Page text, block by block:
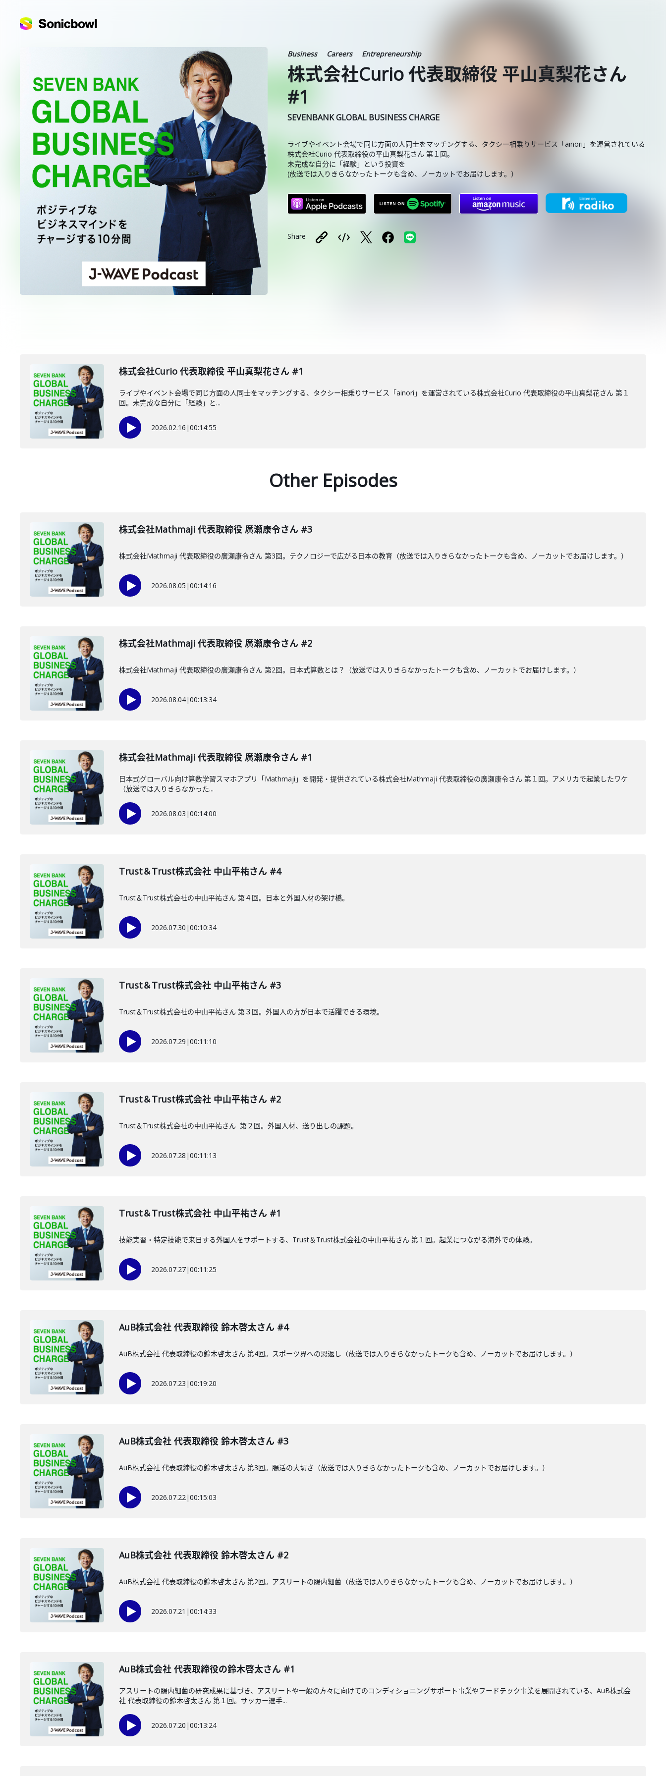
Business Careers Entrepreneurship
株式会社Curio 代表取締役 平山真梨花さん
#1
SEVENBANK GLOBAL BUSINESS CHARGE
ライブやイベント会場で同じ方面の人同士をマッチングする、タクシー相乗りサービス「ainori」を運営されている
株式会社Curio 代表取締役の平山真梨花さん 第１回。
未完成な自分に「経験」という投資を
(放送では入りきらなかったトークも含め、ノーカットでお届けします。）
Share
株式会社Curio 代表取締役 平山真梨花さん #1
ライブやイベント会場で同じ方面の人同士をマッチングする、タクシー相乗りサービス「ainori」を運営されている株式会社Curio 代表取締役の平山真梨花さん 第１
回。未完成な自分に「経験」と...
2026.02.16 |00:14:55
Other Episodes
株式会社Mathmaji 代表取締役 廣瀬康令さん #3
株式会社Mathmaji 代表取締役の廣瀬康令さん 第3回。テクノロジーで広がる日本の教育（放送では入りきらなかったトークも含め、ノーカットでお届けします。）
2026.08.05 |00:14:16
株式会社Mathmaji 代表取締役 廣瀬康令さん #2
株式会社Mathmaji 代表取締役の廣瀬康令さん 第2回。日本式算数とは？（放送では入りきらなかったトークも含め、ノーカットでお届けします。）
2026.08.04|00:13:34
株式会社Mathmaji 代表取締役 廣瀬康令さん #1
日本式グローバル向け算数学習スマホアプリ「Mathmaji」を開発・提供されている株式会社Mathmaji 代表取締役の廣瀬康令さん 第１回。アメリカで起業したワケ
（放送では入りきらなかった...
2026.08.03 |00:14:00
Trust＆Trust株式会社 中山平祐さん #4
Trust＆Trust株式会社の中山平祐さん 第４回。日本と外国人材の架け橋。
2026.07.30 |00:10:34
Trust＆Trust株式会社 中山平祐さん #3
Trust＆Trust株式会社の中山平祐さん 第３回。外国人の方が日本で活躍できる環境。
2026.07.29 |00:11:10
Trust＆Trust株式会社 中山平祐さん #2
Trust＆Trust株式会社の中山平祐さん 第２回。外国人材、送り出しの課題。
2026.07.28 |00:11:13
Trust＆Trust株式会社 中山平祐さん #1
技能実習・特定技能で来日する外国人をサポートする、Trust＆Trust株式会社の中山平祐さん 第１回。起業につながる海外での体験。
2026.07.27|00:11:25
AuB株式会社 代表取締役 鈴木啓太さん #4
AuB株式会社 代表取締役の鈴木啓太さん 第4回。スポーツ界への恩返し（放送では入りきらなかったトークも含め、ノーカットでお届けします。）
2026.07.23 |00:19:20
AuB株式会社 代表取締役 鈴木啓太さん #3
AuB株式会社 代表取締役の鈴木啓太さん 第3回。腸活の大切さ（放送では入りきらなかったトークも含め、ノーカットでお届けします。）
2026.07.22|00:15:03
AuB株式会社 代表取締役 鈴木啓太さん #2
AuB株式会社 代表取締役の鈴木啓太さん 第2回。アスリートの腸内細菌（放送では入りきらなかったトークも含め、ノーカットでお届けします。）
2026.07.21 |00:14:33
AuB株式会社 代表取締役の鈴木啓太さん #1
アスリートの腸内細菌の研究成果に基づき、アスリートや一般の方々に向けてのコンディショニングサポート事業やフードテック事業を展開されている、AuB株式会
社 代表取締役の鈴木啓太さん 第１回。サッカー選手...
2026.07.20 |00:13:24